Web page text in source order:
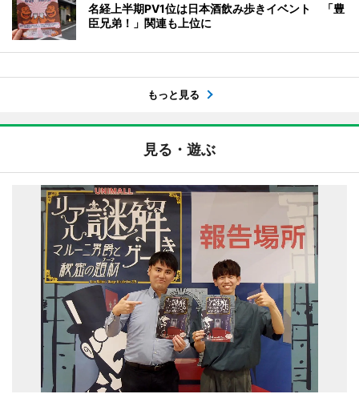
名経上半期PV1位は日本酒飲み歩きイベント 「豊
臣兄弟！」関連も上位に
もっと見る
見る・遊ぶ